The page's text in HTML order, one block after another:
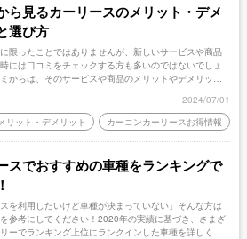
ら見るカーリースのメリット・デメ
選び方
限ったことではありませんが、新しいサービスや商品
には口コミをチェックする方も多いのではないでしょ
からは、そのサービスや商品のメリットやデメリット
チェックし、カーリースにはどのようなメリット・デメ
のか、またどのようにカーリースを選ぶべきかを解説
2024/07/01
リット・デメリット
カーコンカーリースお得情報
スでおすすめの車種をランキングで
スを利用したいけど車種が決まっていない」そんな方は
参考にしてください！2020年の実績に基づき、さまざ
ーでランキング上位にランクインした車種を詳しくご